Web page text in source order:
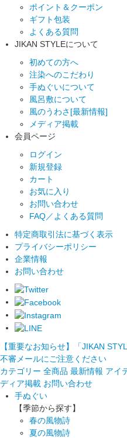
ポイント＆クーポン
ギフト包装
よくある質問
JIKAN STYLEについて
初めての方へ
注染へのこだわり
手ぬぐいについて
風呂敷について
風のうわさ[最新情報]
メディア掲載
会員ページ
ログイン
新規登録
カート
お気に入り
お問い合わせ
FAQ／よくある質問
特定商取引法に基づく表示
プライバシーポリシー
企業情報
お問い合わせ
【重要なお知らせ】「JIKAN
不審メールにご注意ください
カテゴリー 全商品 最新情報 アイ
ディア掲載 お問い合わせ
手ぬぐい
【季節から探す】
春の風物詩
夏の風物詩